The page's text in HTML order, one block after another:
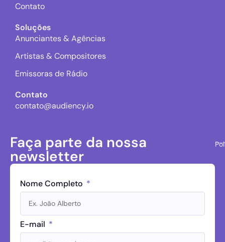
Contato
Soluções
Anunciantes & Agências
Artistas & Compositores
Emissoras de Rádio
Contato
contato@audiency.io
Faça parte da nossa
newsletter
Nome Completo
E-mail